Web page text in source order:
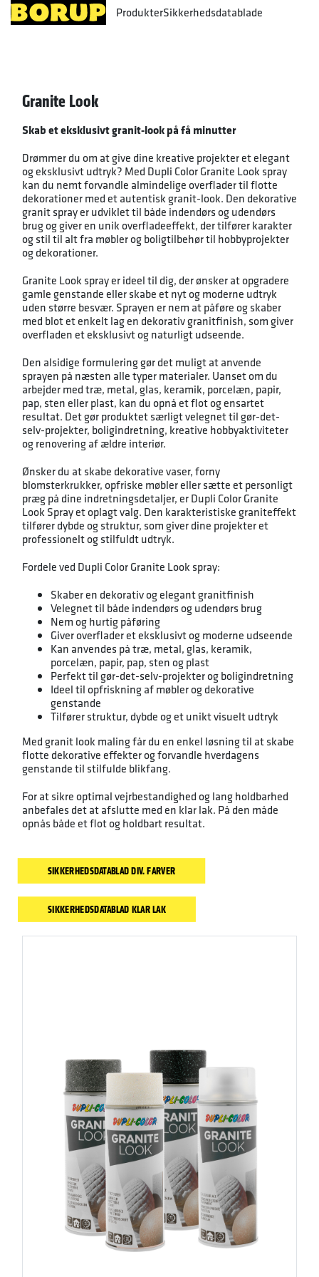
ProdukterSikkerhedsdatablade
Granite Look
Skab et eksklusivt granit-look på få minutter
Drømmer du om at give dine kreative projekter et elegant
og eksklusivt udtryk? Med Dupli Color Granite Look spray
kan du nemt forvandle almindelige overflader til flotte
dekorationer med et autentisk granit-look. Den dekorative
granit spray er udviklet til både indendørs og udendørs
brug og giver en unik overfladeeffekt, der tilfører karakter
og stil til alt fra møbler og boligtilbehør til hobbyprojekter
og dekorationer.
Granite Look spray er ideel til dig, der ønsker at opgradere
gamle genstande eller skabe et nyt og moderne udtryk
uden større besvær. Sprayen er nem at påføre og skaber
med blot et enkelt lag en dekorativ granitfinish, som giver
overfladen et eksklusivt og naturligt udseende.
Den alsidige formulering gør det muligt at anvende
sprayen på næsten alle typer materialer. Uanset om du
arbejder med træ, metal, glas, keramik, porcelæn, papir,
pap, sten eller plast, kan du opnå et flot og ensartet
resultat. Det gør produktet særligt velegnet til gør-det-
selv-projekter, boligindretning, kreative hobbyaktiviteter
og renovering af ældre interiør.
Ønsker du at skabe dekorative vaser, forny
blomsterkrukker, opfriske møbler eller sætte et personligt
præg på dine indretningsdetaljer, er Dupli Color Granite
Look Spray et oplagt valg. Den karakteristiske graniteffekt
tilfører dybde og struktur, som giver dine projekter et
professionelt og stilfuldt udtryk.
Fordele ved Dupli Color Granite Look spray:
Skaber en dekorativ og elegant granitfinish
Velegnet til både indendørs og udendørs brug
Nem og hurtig påføring
Giver overflader et eksklusivt og moderne udseende
Kan anvendes på træ, metal, glas, keramik,
porcelæn, papir, pap, sten og plast
Perfekt til gør-det-selv-projekter og boligindretning
Ideel til opfriskning af møbler og dekorative
genstande
Tilfører struktur, dybde og et unikt visuelt udtryk
Med granit look maling får du en enkel løsning til at skabe
flotte dekorative effekter og forvandle hverdagens
genstande til stilfulde blikfang.
For at sikre optimal vejrbestandighed og lang holdbarhed
anbefales det at afslutte med en klar lak. På den måde
opnås både et flot og holdbart resultat.
SIKKERHEDSDATABLAD DIV. FARVER
SIKKERHEDSDATABLAD KLAR LAK